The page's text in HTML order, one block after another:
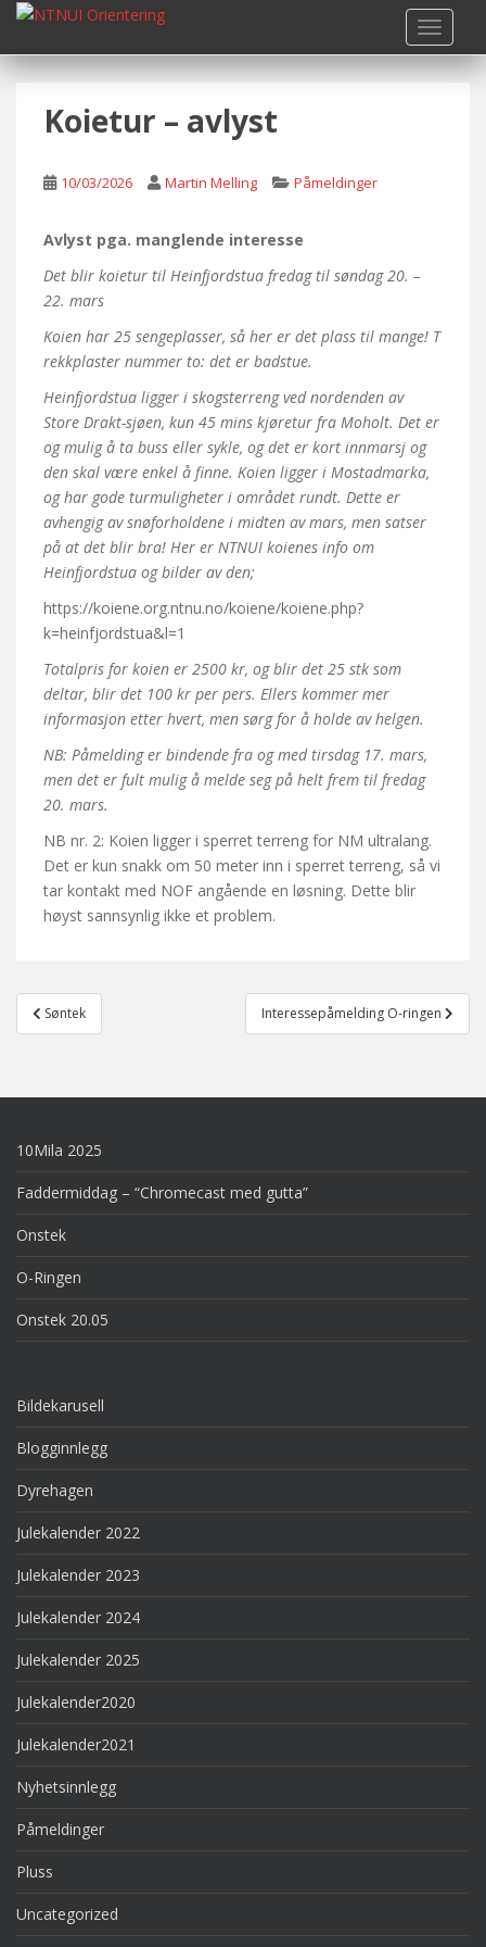
i
Koietur – avlyst
10/03/2026 Martin Melling Påmeldinger
Avlyst pga. manglende interesse
Det blir koietur til Heinfjordstua fredag til søndag 20. –
22. mars
Koien har 25 sengeplasser, så her er det plass til mange! T
rekkplaster nummer to: det er badstue.
Heinfjordstua ligger i skogsterreng ved nordenden av
Store Drakt-sjøen, kun 45 mins kjøretur fra Moholt. Det er
og mulig å ta buss eller sykle, og det er kort innmarsj og
den skal være enkel å finne. Koien ligger i Mostadmarka,
og har gode turmuligheter i området rundt. Dette er
avhengig av snøforholdene i midten av mars, men satser
på at det blir bra! Her er NTNUI koienes info om
Heinfjordstua og bilder av den;
https://koiene.org.ntnu.no/koiene/koiene.php?
k=heinfjordstua&l=1
Totalpris for koien er 2500 kr, og blir det 25 stk som
deltar, blir det 100 kr per pers. Ellers kommer mer
informasjon etter hvert, men sørg for å holde av helgen.
NB: Påmelding er bindende fra og med tirsdag 17. mars,
men det er fult mulig å melde seg på helt frem til fredag
20. mars.
NB nr. 2: Koien ligger i sperret terreng for NM ultralang.
Det er kun snakk om 50 meter inn i sperret terreng, så vi
tar kontakt med NOF angående en løsning. Dette blir
høyst sannsynlig ikke et problem.
Post
navigation
Søntek Interessepåmelding O-ringen
10Mila 2025
Faddermiddag – “Chromecast med gutta”
Onstek
O-Ringen
Onstek 20.05
Bildekarusell
Blogginnlegg
Dyrehagen
Julekalender 2022
Julekalender 2023
Julekalender 2024
Julekalender 2025
Julekalender2020
Julekalender2021
Nyhetsinnlegg
Påmeldinger
Pluss
Uncategorized